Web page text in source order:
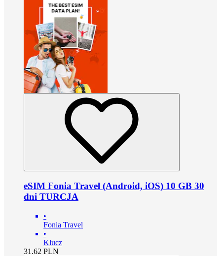
eSIM Fonia Travel (Android, iOS) 10 GB 30
dni TURCJA
•
Fonia Travel
•
Klucz
31.62 PLN